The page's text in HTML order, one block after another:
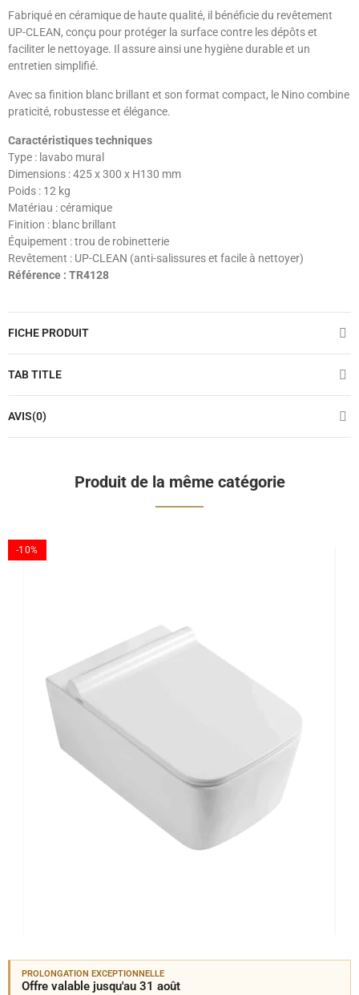
Fabriqué en céramique de haute qualité, il bénéficie du revêtement
UP-CLEAN, conçu pour protéger la surface contre les dépôts et
faciliter le nettoyage. Il assure ainsi une hygiène durable et un
entretien simplifié.
Avec sa finition blanc brillant et son format compact, le Nino combine
praticité, robustesse et élégance.
Caractéristiques techniques
Type : lavabo mural
Dimensions : 425 x 300 x H130 mm
Poids : 12 kg
Matériau : céramique
Finition : blanc brillant
Équipement : trou de robinetterie
Revêtement : UP-CLEAN (anti-salissures et facile à nettoyer)
Référence : TR4128
FICHE PRODUIT
TAB TITLE
AVIS(0)
Produit de la même catégorie
-10%
PROLONGATION EXCEPTIONNELLE
Offre valable jusqu'au 31 août